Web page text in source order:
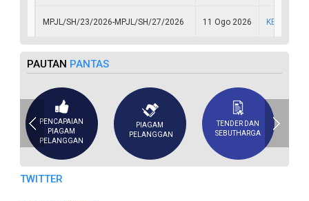
MPJL/SH/23/2026-MPJL/SH/27/2026 11 Ogo 2026 KERJA-
PAUTAN PANTAS
PENCAPAIAN
PIAGAM
PELANGGAN
PIAGAM
PELANGGAN
TENDER DAN
SEBUTHARGA
TWITTER